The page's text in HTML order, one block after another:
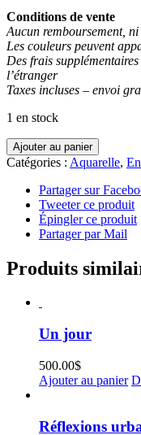
Conditions de vente
Aucun remboursement, ni
Les couleurs peuvent
Des frais
l’étranger
Taxes incluses – envoi
1 en stock
quantité
de
Debout
Ajouter au panier
Catégories : Aquarelle,
Partager sur
Tweeter ce produit
Épingler ce produit
Partager par Mail
Produits
Un jour
500.00$
Ajouter au panier
Réflexions